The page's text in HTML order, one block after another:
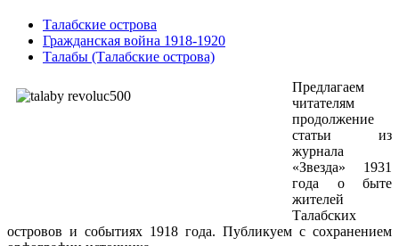
Талабские острова
Гражданская война 1918-1920
Талабы (Талабские острова)
Предлагаем
читателям
продолжение
статьи из
журнала
«Звезда» 1931
года о быте
жителей
Талабских
островов и событиях 1918 года. Публикуем с сохранением